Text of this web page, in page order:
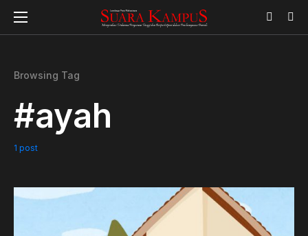
Browsing Tag
#ayah
1 post